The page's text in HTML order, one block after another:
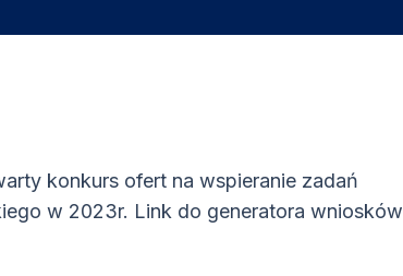
konkurs ofert na wspieranie zadań
w 2023r. Link do generatora wniosków